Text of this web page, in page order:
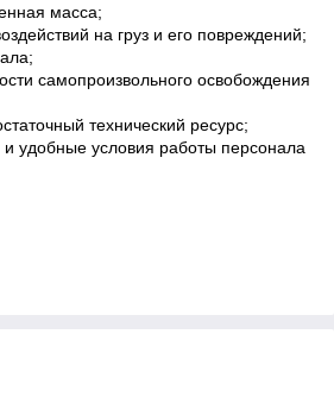
масса;
на груз и его повреждений;
самопроизвольного освобождения
технический ресурс;
удобные условия работы персонала